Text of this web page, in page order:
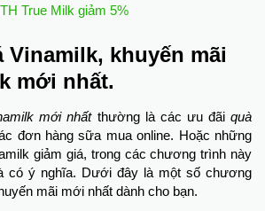
True Milk giảm 5%
Vinamilk, khuyến mãi
mới nhất.
mới nhấtthường là các ưu đãiquà
đơn hàng sữa mua online. Hoặc những
giảm giá, trong các chương trình này
có ý nghĩa. Dưới đây là một số chương
mãi mới nhất dành cho bạn.